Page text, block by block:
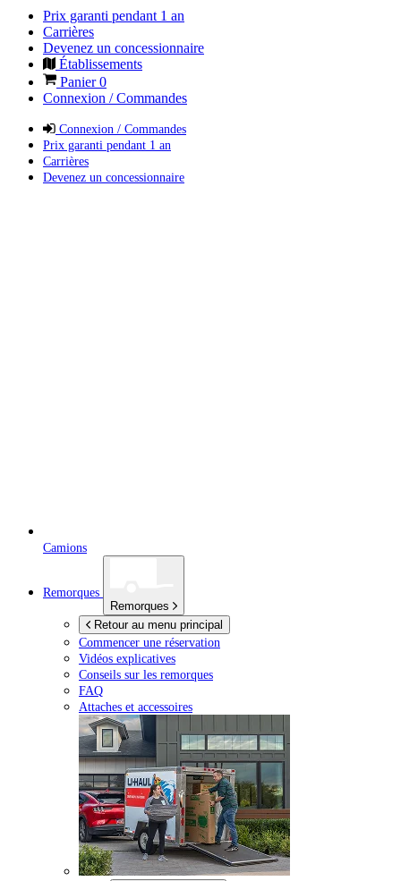
Prix garanti pendant 1 an
Carrières
Devenez un concessionnaire
Établissements
Panier0
Connexion / Commandes
Connexion / Commandes
Prix garanti pendant 1 an
Carrières
Devenez un concessionnaire
Camions
Remorques
Remorques
Retour au menu principal
Commencer une réservation
Vidéos explicatives
Conseils sur les remorques
FAQ
Attaches et accessoires